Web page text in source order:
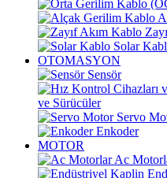
Solar
OTOMASYON
Sensör
ve Sürücüler
Servo
Enkoder
MOTOR
Ac